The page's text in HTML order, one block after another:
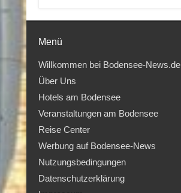
Menü
Willkommen bei Bodensee-News.de
Über Uns
Hotels am Bodensee
Veranstaltungen am Bodensee
Reise Center
Werbung auf Bodensee-News
Nutzungsbedingungen
Datenschutzerklärung